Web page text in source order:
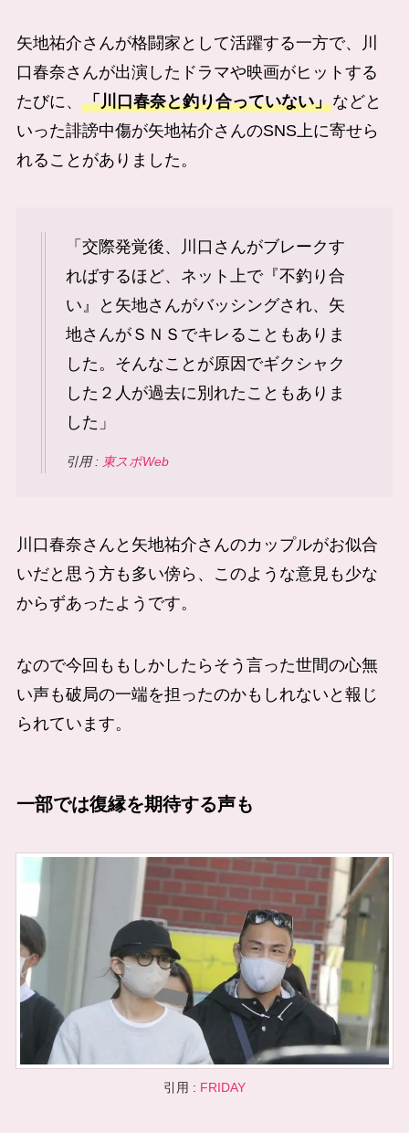
矢地祐介さんが格闘家として活躍する一方で、川
口春奈さんが出演したドラマや映画がヒットする
たびに、 「川口春奈と釣り合っていない」などと
いった誹謗中傷が矢地祐介さんのSNS上に寄せら
れることがありました。
「交際発覚後、川口さんがブレークす
ればするほど、ネット上で『不釣り合
い』と矢地さんがバッシングされ、矢
地さんがＳＮＳでキレることもありま
した。そんなことが原因でギクシャク
した２人が過去に別れたこともありま
した」
引用 : 東スポWeb
川口春奈さんと 矢地祐介さんのカップルがお似合
いだと思う方も多い傍ら、このような意見も少な
からずあったようです。
なので今回ももしかしたらそう言った世間の心無
い声も破局の一端を担ったのかもしれないと報じ
られています。
一部では復縁を期待する声も
引用 : FRIDAY